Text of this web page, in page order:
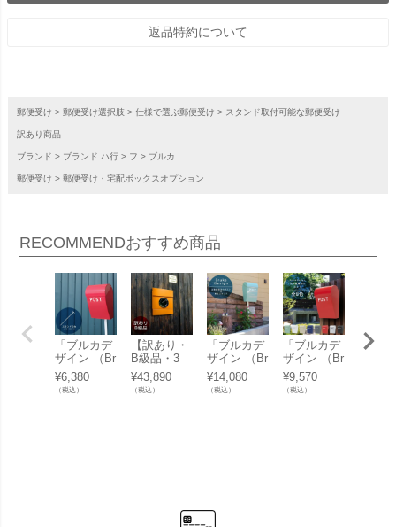
返品特約について
郵便受け 郵便受け選択肢 仕様で選ぶ郵便受け スタンド取付可能な郵便受け
訳あり商品
ブランド ブランド ハ行 フ ブルカ
郵便受け 郵便受け・宅配ボックスオプション
RECOMMENDおすすめ商品
「ブルカデ
ザイン （Br
uka Desig
n） 北欧雑
貨店のポス
¥6,380
（税込）
【訳あり・
B級品・3
0%OFF】
【返品不
可】 「ラー
¥43,890
（税込）
「ブルカデ
ザイン （Br
uka Desig
n） 北欧雑
貨店の郵便
¥14,080
（税込）
「ブルカデ
ザイン （Br
uka Desig
n） 北欧雑
貨店のポス
¥9,570
（税込）
「ブ